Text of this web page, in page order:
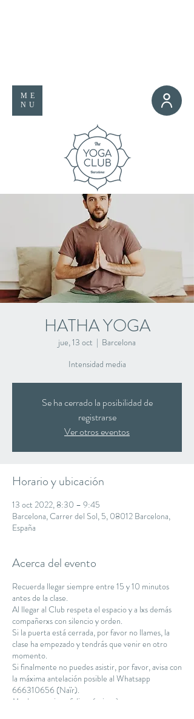
ME
NU
HATHA YOGA
jue, 13 oct
  |
Barcelona
Intensidad media
Se ha cerrado la posibilidad de
registrarse
Ver otros eventos
Horario y ubicación
13 oct 2022, 8:30 – 9:45
Barcelona, Carrer del Sol, 5, 08012 Barcelona,
España
Acerca del evento
Recuerda llegar siempre entre 15 y 10 minutos
antes de la clase.
Al llegar al Club respeta el espacio y a lxs demás
compañerxs con silencio y orden.
Si la puerta está cerrada, por favor no llames, la
clase ha empezado y tendrás que venir en otro
momento.
Si finalmente no puedes asistir, por favor, avisa con
la máxima antelación posible al Whatsapp
666310656 (Naïr).
Muchas gracias y feliz práctica :)